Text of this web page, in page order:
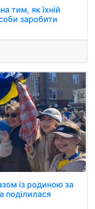
тим, як їхній
заробити
із родиною за
поділилася